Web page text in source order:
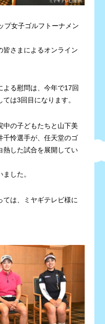
プ女子ゴルフトーナメン
皆さまによるオンライン
よる慰問は、今年で17回
は3回目になります。
中の子どもたちと山下美
千怜選手が、任天堂のゴ
熱した試合を展開してい
した。
ては、ミヤギテレビ様に